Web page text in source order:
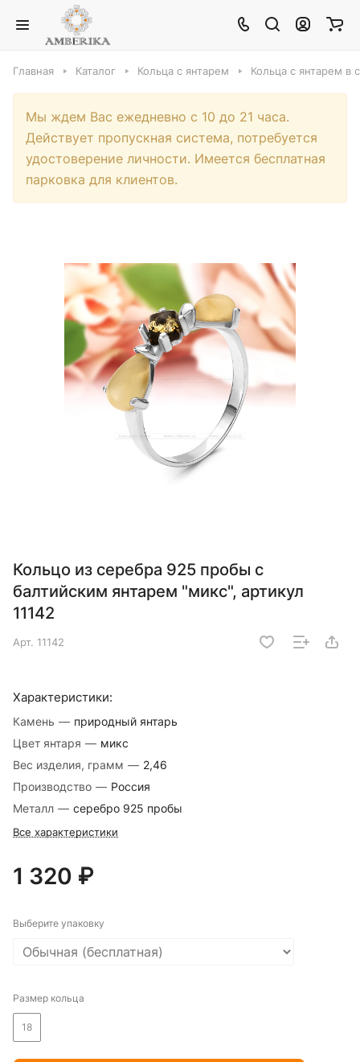
Главная Каталог Кольца с янтарем Кольца с янтарем в
Мы ждем Вас ежедневно с 10 до 21 часа.
Действует пропускная система, потребуется
удостоверение личности. Имеется бесплатная
парковка для клиентов.
Кольцо из серебра 925 пробы с
балтийским янтарем "микс", артикул
11142
Арт. 11142
Характеристики:
Камень — природный янтарь
Цвет янтаря — микс
Вес изделия, грамм — 2,46
Производство — Россия
Металл — серебро 925 пробы
Все характеристики
1 320 ₽
Выберите упаковку
Размер кольца
18